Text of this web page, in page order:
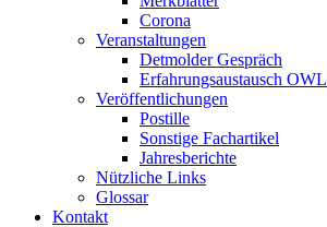
Corona
Veranstaltungen
Detmolder Gespräch
Erfahrungsaustausch OWL
Veröffentlichungen
Postille
Sonstige Fachartikel
Jahresberichte
Nützliche Links
Glossar
Kontakt